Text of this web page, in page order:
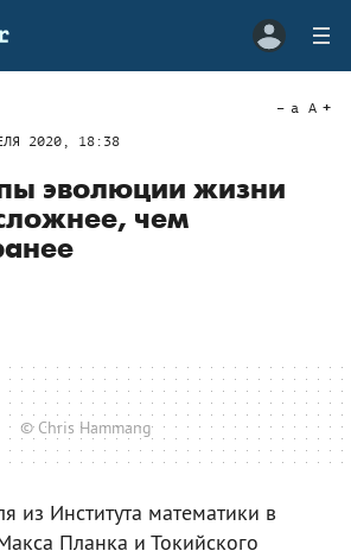
2020, 18:38
a A
эволюции жизни
чем
© Chris Hammang
из Института математики в
Планка и Токийского